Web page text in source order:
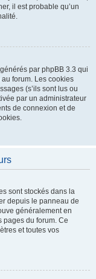
il est probable qu’un
par phpBB 3.3 qui
forum. Les cookies
(s’ils sont lus ou
par un administrateur
de connexion et de
sont stockés dans la
depuis le panneau de
généralement en
pages du forum. Ce
et toutes vos